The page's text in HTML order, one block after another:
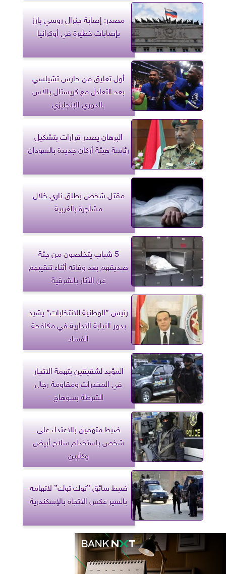
مصدر: إصابة جنرال روسي بارز
بإصابات خطيرة في أوكرانيا
أول تعليق من حارس تشيلسي
بعد التعادل مع كريستال بالاس
بالدوري الإنجليزي
البرهان يصدر قرارات بتشكيل
رئاسة هيئة أركان جديدة بالسودان
مقتل شخص بطلق ناري خلال
مشاجرة بالغربية
5 شباب يتخلصون من جثة
صديقهم بعد وفاته أثناء تنقيبهم
عن الآثار بالشرقية
رئيس ”الوطنية للانتخابات” يشيد
بدور النيابة الإدارية في مكافحة
الفساد
المؤبد لشقيقين بتهمة الاتجار
في المخدرات ومقاومة رجال
الشرطة بسوهاج
ضبط متهمين بالاعتداء على
شخص باستخدام سلاح أبيض
وكلبين
ضبط سائق ”توك توك” لاتهامه
بالسير عكس الاتجاه بالإسكندرية